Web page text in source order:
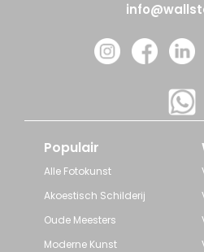
Populair
Alle Fotokunst
Akoestisch Schilderij
Oude Meesters
Moderne Kunst